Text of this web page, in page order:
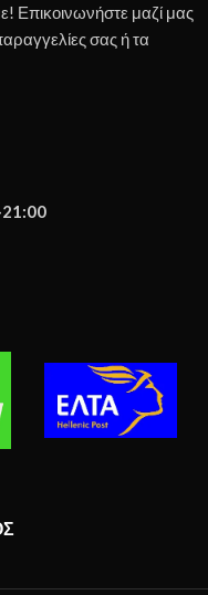
Επικοινωνήστε μαζί μας
σας ή τα